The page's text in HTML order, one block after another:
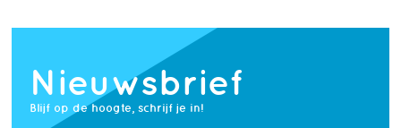
Nieuwsbrief
Blijf op de hoogte, schrijf je in!